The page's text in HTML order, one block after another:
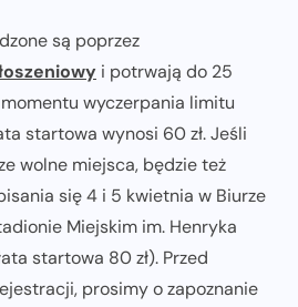
są poprzez
i potrwają do 25
wyczerpania limitu
startowa wynosi 60 zł. Jeśli
wolne miejsca, będzie też
się 4 i 5 kwietnia w Biurze
Miejskim im. Henryka
startowa 80 zł). Przed
prosimy o zapoznanie